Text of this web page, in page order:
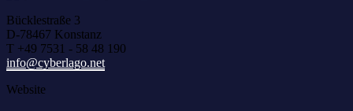
Bücklestraße 3
D-78467 Konstanz
T +49 7531 - 58 48 190
info@cyberlago.net
Website